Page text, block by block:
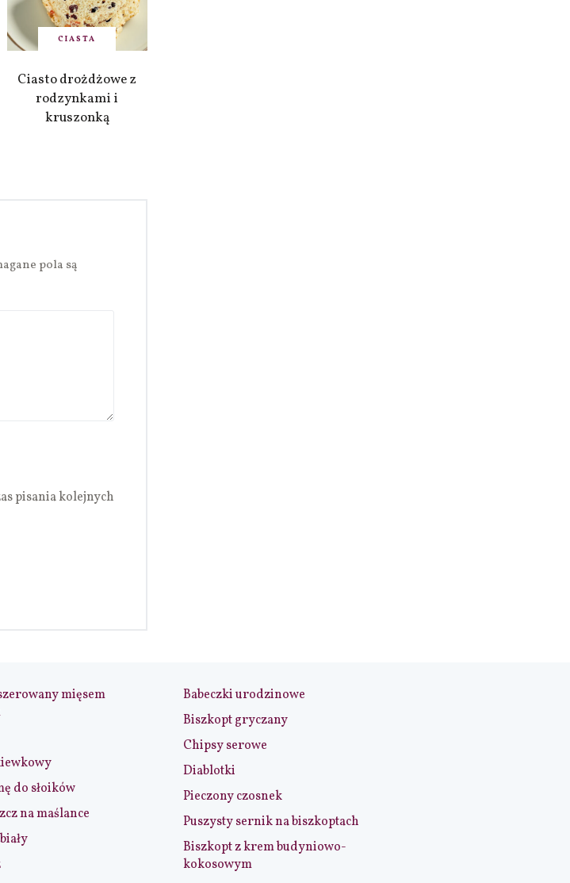
CIASTA
Ciasto drożdżowe z
rodzynkami i
kruszonką
pola są
pisania kolejnych
mięsem
do słoików
na maślance
Babeczki urodzinowe
Biszkopt gryczany
Chipsy serowe
Diablotki
Pieczony czosnek
Puszysty sernik na biszkoptach
Biszkopt z krem budyniowo-
kokosowym